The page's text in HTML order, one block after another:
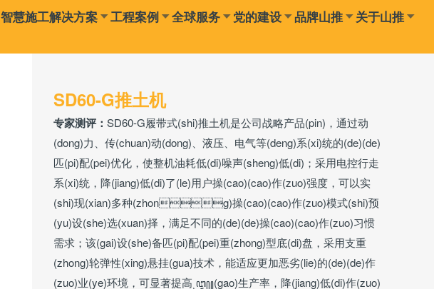
智慧施工解决方案 工程案例 全球服务 党的建设 品牌山推 关于山推
SD60-G推土机
专家测评： SD60-G履带式(shi)推土机是公司战略产品(pin)，通过动
(dong)力、传(chuan)动(dong)、液压、电气等(deng)系(xi)统的(de)(de)
匹(pi)配(pei)优化，使整机油耗低(di)噪声(sheng)低(di)；采用电控行走
系(xi)统，降(jiang)低(di)了(le)用户操(cao)(cao)作(zuo)强度，可以实
(shi)现(xian)多种(zhong)操(cao)(cao)作(zuo)模式(shi)预
(yu)设(she)选(xuan)择，满足不同的(de)(de)操(cao)(cao)作(zuo)习惯
需求；该(gai)设(she)备匹(pi)配(pei)重(zhong)型底(di)盘，采用支重
(zhong)轮弹性(xing)悬挂(gua)技术，能适应更加恶劣(lie)的(de)(de)作
(zuo)业(ye)环境，可显著提高꧃(gao)生产率，降(jiang)低(di)作(zuo)